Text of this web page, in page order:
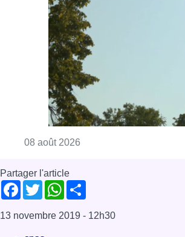
08 août 2026
Partager l'article
Facebook
TwitterWhatsApp
13 novembre 2019 - 12h30